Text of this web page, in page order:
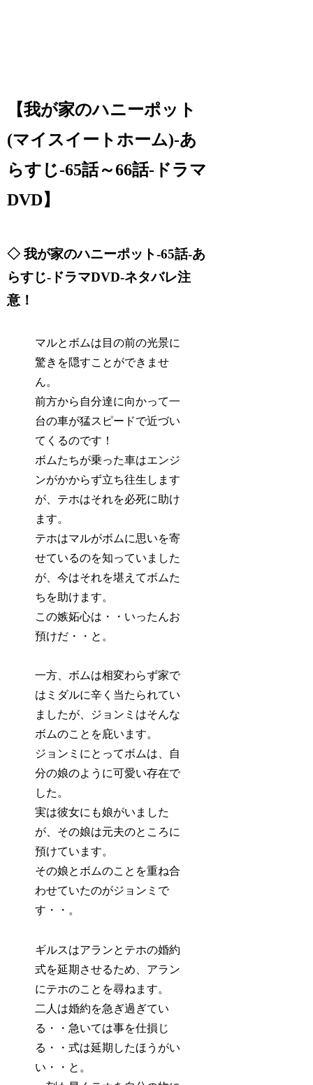
【我が家のハニーポット
(マイスイートホーム)-あ
らすじ-65話～66話-ドラマ
DVD】
◇ 我が家のハニーポット-65話-あ
らすじ-ドラマDVD-ネタバレ注
意！
マルとボムは目の前の光景に
驚きを隠すことができませ
ん。
前方から自分達に向かって一
台の車が猛スピードで近づい
てくるのです！
ボムたちが乗った車はエンジ
ンがかからず立ち往生します
が、テホはそれを必死に助け
ます。
テホはマルがボムに思いを寄
せているのを知っていました
が、今はそれを堪えてボムた
ちを助けます。
この嫉妬心は・・いったんお
預けだ・・と。
一方、ボムは相変わらず家で
はミダルに辛く当たられてい
ましたが、ジョンミはそんな
ボムのことを庇います。
ジョンミにとってボムは、自
分の娘のように可愛い存在で
した。
実は彼女にも娘がいました
が、その娘は元夫のところに
預けています。
その娘とボムのことを重ね合
わせていたのがジョンミで
す・・。
ギルスはアランとテホの婚約
式を延期させるため、アラン
にテホのことを尋ねます。
二人は婚約を急ぎ過ぎてい
る・・急いては事を仕損じ
る・・式は延期したほうがい
い・・と。